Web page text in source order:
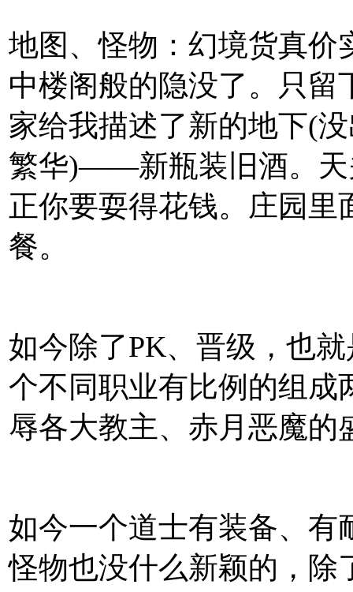
地图、怪物：幻境货真价
中楼阁般的隐没了。只留
家给我描述了新的地下(
繁华)——新瓶装旧酒。天
正你要耍得花钱。庄园里
餐。
如今除了PK、晋级，也
个不同职业有比例的组成
辱各大教主、赤月恶魔的
如今一个道士有装备、有
怪物也没什么新颖的，除